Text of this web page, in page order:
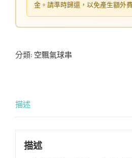
金。請準時歸還，以免產生額外
分類: 空飄氣球串
描述
描述